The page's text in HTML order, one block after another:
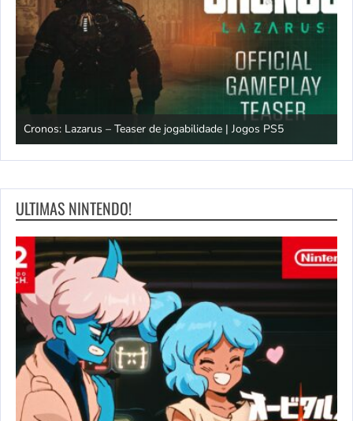
Cronos: Lazarus – Teaser de jogabilidade | Jogos PS5
ULTIMAS NINTENDO!